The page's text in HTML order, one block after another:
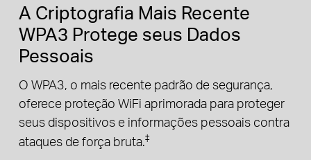
A Criptografia Mais Recente
WPA3 Protege seus Dados
Pessoais
O WPA3, o mais recente padrão de segurança,
oferece proteção WiFi aprimorada para proteger
seus dispositivos e informações pessoais contra
ataques de força bruta.‡